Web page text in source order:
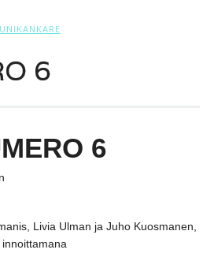
UNIKANKARE
6
6
Livia Ulman ja Juho Kuosmanen,